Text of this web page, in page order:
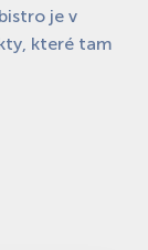
je v
které tam